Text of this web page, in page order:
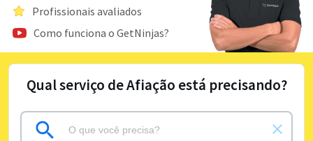
Profissionais avaliados
Como funciona o GetNinjas?
Qual serviço de Afiação está precisando?